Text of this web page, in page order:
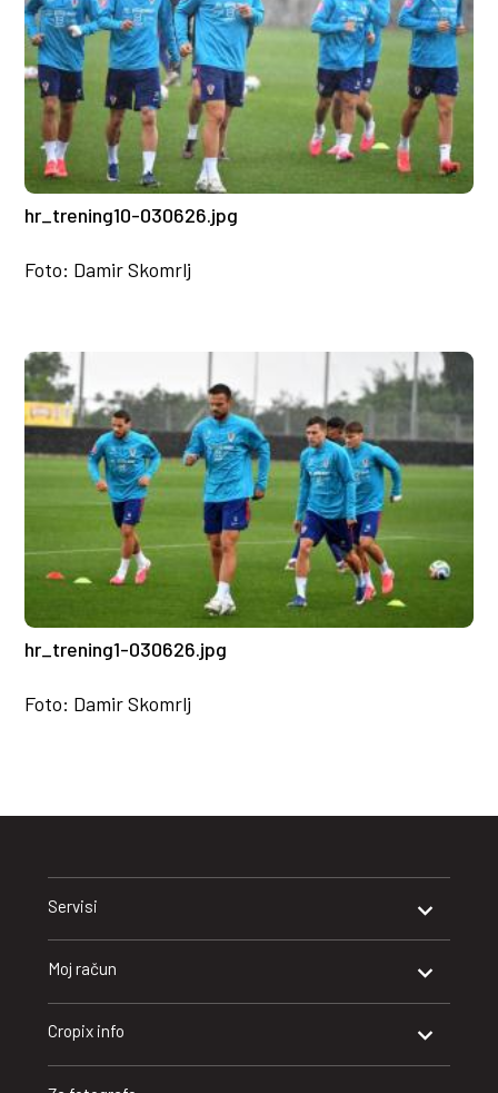
hr_trening10-030626.jpg
Foto: Damir Skomrlj
hr_trening1-030626.jpg
Foto: Damir Skomrlj
Servisi
Moj račun
Cropix info